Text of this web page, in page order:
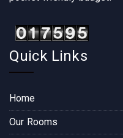
Quick Links
Home
Our Rooms